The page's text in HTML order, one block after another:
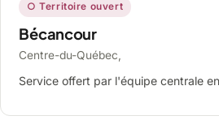
○ Territoire ouvert
Bécancour
Centre-du-Québec,
Service offert par l'équipe centrale